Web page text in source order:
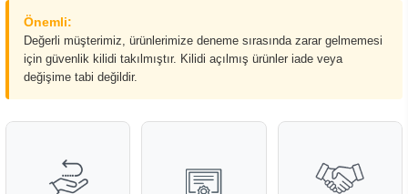
Önemli:
Değerli müşterimiz, ürünlerimize deneme sırasında zarar gelmemesi
için güvenlik kilidi takılmıştır. Kilidi açılmış ürünler iade veya
değişime tabi değildir.